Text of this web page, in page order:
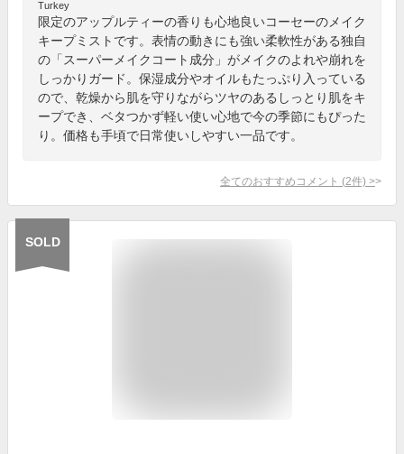
Turkey
限定のアップルティーの香りも心地良いコーセーのメイク
キープミストです。表情の動きにも強い柔軟性がある独自
の「スーパーメイクコート成分」がメイクのよれや崩れを
しっかりガード。保湿成分やオイルもたっぷり入っている
ので、乾燥から肌を守りながらツヤのあるしっとり肌をキ
ープでき、ベタつかず軽い使い心地で今の季節にもぴった
り。価格も手頃で日常使いしやすい一品です。
全てのおすすめコメント (2件) >
SOLD